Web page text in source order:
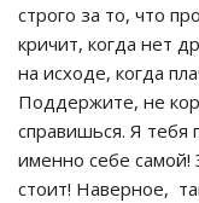
строго за то, что
кричит, когда нет
на исходе, когда
Поддержите, не
справишься. Я тебя
именно себе самой!
стоит! Наверное,